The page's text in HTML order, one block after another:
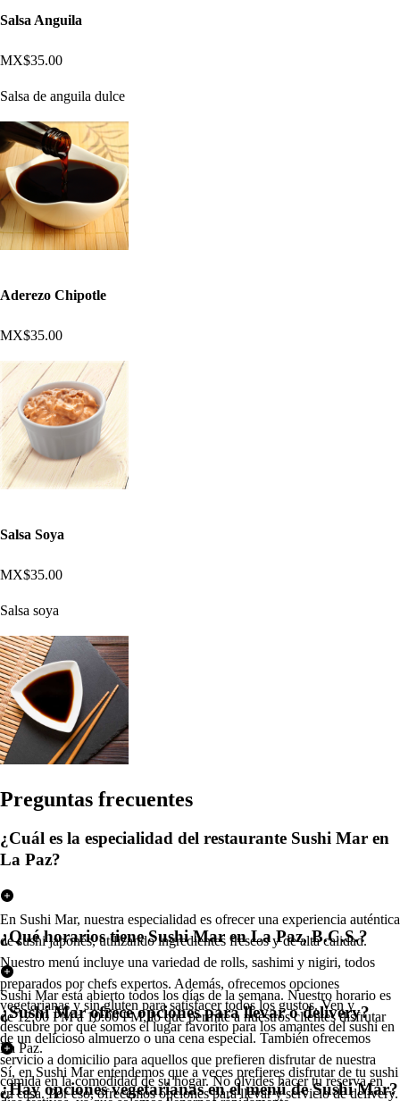
Salsa Anguila
MX$35.00
Salsa de anguila dulce
Aderezo Chipotle
MX$35.00
Salsa Soya
MX$35.00
Salsa soya
Preguntas frecuentes
¿Cuál es la especialidad del restaurante Sushi Mar en
La Paz?
En Sushi Mar, nuestra especialidad es ofrecer una experiencia auténtica
de sushi japonés, utilizando ingredientes frescos y de alta calidad.
Nuestro menú incluye una variedad de rolls, sashimi y nigiri, todos
preparados por chefs expertos. Además, ofrecemos opciones
vegetarianas y sin gluten para satisfacer todos los gustos. Ven y
descubre por qué somos el lugar favorito para los amantes del sushi en
La Paz.
¿Qué horarios tiene Sushi Mar en La Paz, B.C.S.?
Sushi Mar está abierto todos los días de la semana. Nuestro horario es
de 12:00 PM a 10:00 PM, lo que permite a nuestros clientes disfrutar
de un delicioso almuerzo o una cena especial. También ofrecemos
servicio a domicilio para aquellos que prefieren disfrutar de nuestra
comida en la comodidad de su hogar. No olvides hacer tu reserva en
¿Sushi Mar ofrece opciones para llevar o delivery?
Sí, en Sushi Mar entendemos que a veces prefieres disfrutar de tu sushi
en casa. Por eso, ofrecemos opciones para llevar y servicio de delivery.
¿Hay opciones vegetarianas en el menú de Sushi Mar?